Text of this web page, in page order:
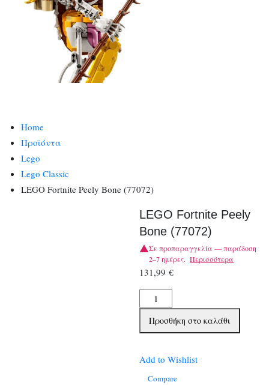
Home
Προϊόντα
Lego
Lego Classic
LEGO Fortnite Peely Bone (77072)
LEGO Fortnite Peely
Bone (77072)
Σε προπαραγγελία — παράδοση
2–7 ημέρες. Περισσότερα
131,99€
LEGO
Fortnite
Peely
(77072)
ποσότητα
Προσθήκη στο καλάθι
Add to Wishlist
Compare